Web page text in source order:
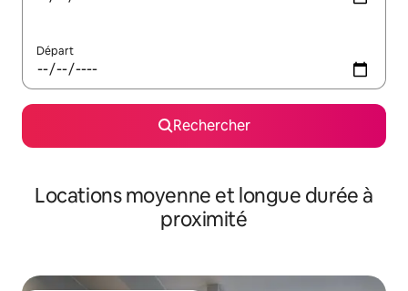
Départ
Rechercher
Locations moyenne et longue durée à
proximité